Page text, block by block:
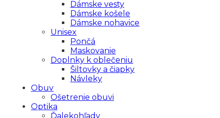
Dámske vesty
Dámske košele
Dámske nohavice
Unisex
Pončá
Maskovanie
Doplnky k oblečeniu
Šiltovky a čiapky
Návleky
Obuv
Ošetrenie obuvi
Optika
Ďalekohľady